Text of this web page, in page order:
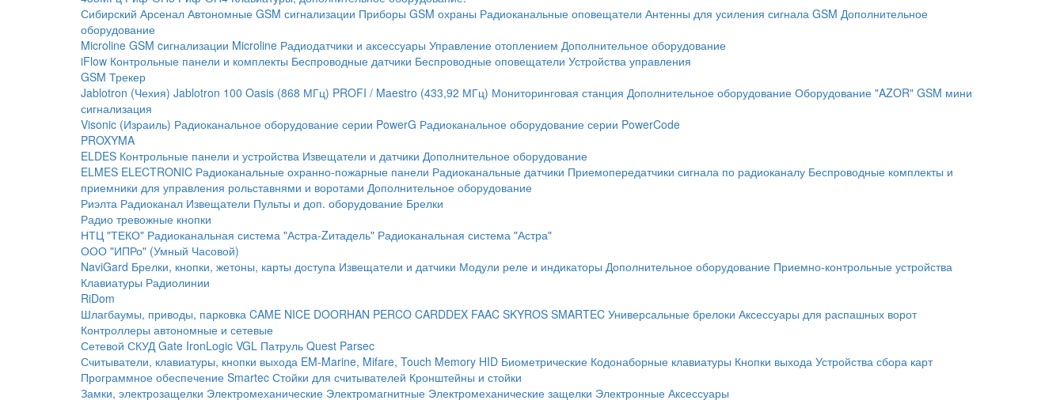
Сибирский Арсенал Автономные GSM сигнализации Приборы GSM охраны Радиоканальные оповещатели Антенны для усиления сигнала GSM Дополнительное
оборудование
Microline GSM cигнализации Microline Радиодатчики и аксессуары Управление отоплением Дополнительное оборудование
iFlow Контрольные панели и комплекты Беспроводные датчики Беспроводные оповещатели Устройства управления
GSM Трекер
Jablotron (Чехия) Jablotron 100 Oasis (868 МГц) PROFI / Maestro (433,92 МГц) Мониторинговая станция Дополнительное оборудование Оборудование "AZOR" GSM мини
сигнализация
Visonic (Израиль) Радиоканальное оборудование серии PowerG Радиоканальное оборудование серии PowerCode
PROXYMA
ELDES Контрольные панели и устройства Извещатели и датчики Дополнительное оборудование
ELMES ELECTRONIC Радиоканальные охранно-пожарные панели Радиоканальные датчики Приемопередатчики сигнала по радиоканалу Беспроводные комплекты и
приемники для управления рольставнями и воротами Дополнительное оборудование
Риэлта Радиоканал Извещатели Пульты и доп. оборудование Брелки
Радио тревожные кнопки
НТЦ "ТЕКО" Радиоканальная система "Астра-Zитадель" Радиоканальная система "Астра"
ООО "ИПРо" (Умный Часовой)
NaviGard Брелки, кнопки, жетоны, карты доступа Извещатели и датчики Модули реле и индикаторы Дополнительное оборудование Приемно-контрольные устройства
Клавиатуры Радиолинии
RiDom
Шлагбаумы, приводы, парковка CAME NICE DOORHAN PERCO CARDDEX FAAC SKYROS SMARTEC Универсальные брелоки Аксессуары для распашных ворот
Контроллеры автономные и сетевые
Сетевой СКУД Gate IronLogic VGL Патруль Quest Parsec
Считыватели, клавиатуры, кнопки выхода EM-Marine, Mifare, Touch Memory HID Биометрические Кодонаборные клавиатуры Кнопки выхода Устройства сбора карт
Программное обеспечение Smartec Стойки для считывателей Кронштейны и стойки
Замки, электрозащелки Электромеханические Электромагнитные Электромеханические защелки Электронные Аксессуары